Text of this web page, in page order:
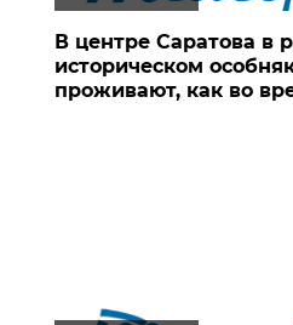
В центре Саратова в
историческом
проживают, как во